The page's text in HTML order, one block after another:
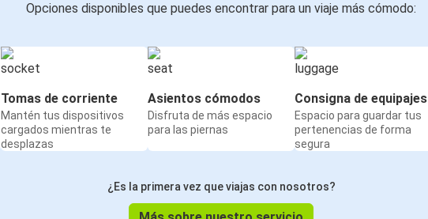
Opciones disponibles que puedes encontrar para un viaje más cómodo:
Tomas de corriente
Mantén tus dispositivos
cargados mientras te
desplazas
Asientos cómodos
Disfruta de más espacio
para las piernas
Consigna de equipajes
Espacio para guardar tus
pertenencias de forma
segura
¿Es la primera vez que viajas con nosotros?